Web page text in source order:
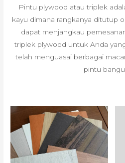
Pintu plywood atau triplek
kayu dimana rangkanya ditutup
dapat menjangkau
triplek plywood untuk Anda
telah menguasai berbagai
pintu